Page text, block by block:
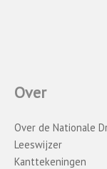
Over
Over de Nationale
Leeswijzer
Kanttekeningen